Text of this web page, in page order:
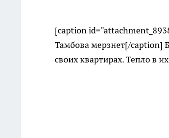
[caption
Тамбова мерзнет[/caption]
своих квартирах. Тепло в